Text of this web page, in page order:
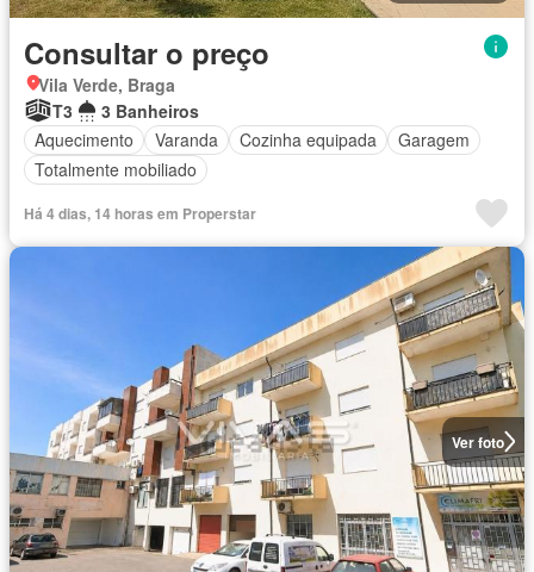
Consultar o preço
Vila Verde, Braga
T3
3 Banheiros
Aquecimento
Varanda Cozinha equipada
Garagem
Totalmente mobiliado
Há 4 dias, 14 horas em Properstar
Ver foto